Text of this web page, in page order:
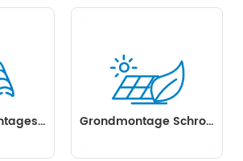
Dak Zonne-Montagesysteem Grondmontage Schroef Op Zonne-Energie